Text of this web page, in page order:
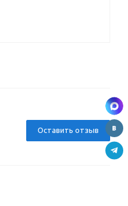
Оставить отзыв